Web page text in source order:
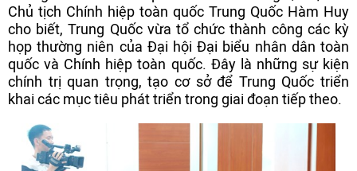
Chủ tịch Chính hiệp toàn quốc Trung Quốc Hàm Huy
cho biết, Trung Quốc vừa tổ chức thành công các kỳ
họp thường niên của Đại hội Đại biểu nhân dân toàn
quốc và Chính hiệp toàn quốc. Đây là những sự kiện
chính trị quan trọng, tạo cơ sở để Trung Quốc triển
khai các mục tiêu phát triển trong giai đoạn tiếp theo.